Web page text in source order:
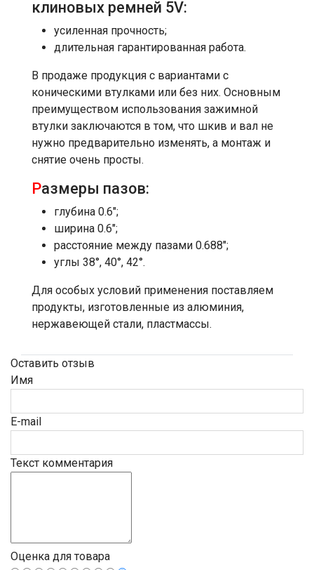
клиновых ремней 5V:
усиленная прочность;
длительная гарантированная работа.
В продаже продукция с вариантами с
коническими втулками или без них. Основным
преимуществом использования зажимной
втулки заключаются в том, что шкив и вал не
нужно предварительно изменять, а монтаж и
снятие очень просты.
Размеры пазов:
глубина 0.6";
ширина 0.6";
расстояние между пазами 0.688";
углы 38°, 40°, 42°.
Для особых условий применения поставляем
продукты, изготовленные из алюминия,
нержавеющей стали, пластмассы.
Оставить отзыв
Имя
E-mail
Текст комментария
Оценка для товара